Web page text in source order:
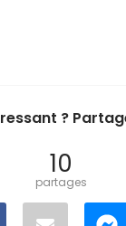
?
10
partages